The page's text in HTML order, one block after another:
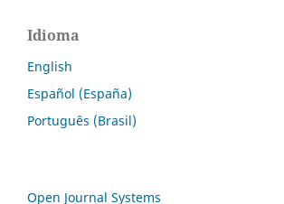
Idioma
English
Español (España)
Português (Brasil)
Open Journal Systems